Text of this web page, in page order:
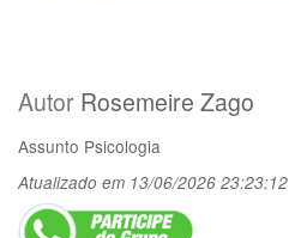
Autor Rosemeire Zago
Assunto Psicologia
Atualizado em 13/06/2026 23:23:12